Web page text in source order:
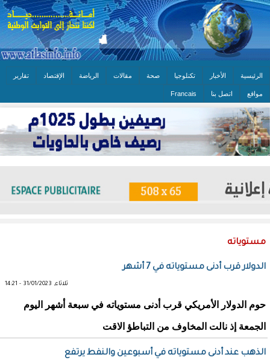
الرئيسية الأخبار تكنلوجيا صحة مقالات الرياضة الإقتصاد تقارير
مواقع اتصل بنا Francais
مستوياته
الدولار قرب أدنى مستوياته في 7 أشهر
ثلاثاء, 31/01/2023 - 14:21
حوم الدولار الأمريكي قرب أدنى مستوياته في سبعة أشهر اليوم
الجمعة إذ نالت المخاوف من التباطؤ الاقت
الذهب عند أدنى مستوياته في أسبوعين والنفط يرتفع